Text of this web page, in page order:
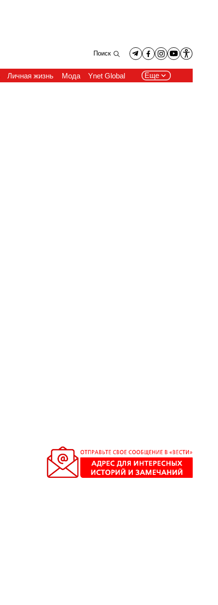
Поиск
Личная жизнь Мода Ynet Global Еще